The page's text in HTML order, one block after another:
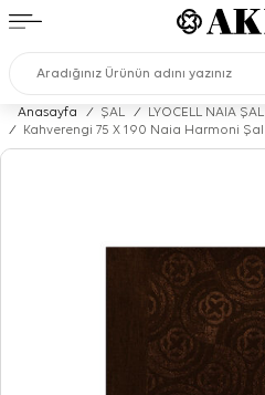
Anasayfa / ŞAL /
LYOCELL NAIA ŞAL
/
Kahverengi 75 X 190 Naia Harmoni Şal